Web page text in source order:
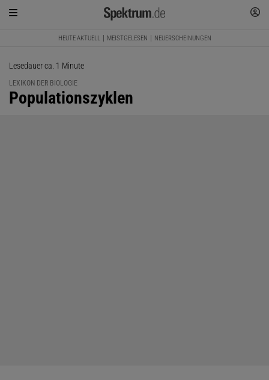
HEUTE AKTUELL MEISTGELESEN NEUERSCHEINUNGEN
Lesedauer ca. 1 Minute
LEXIKON DER BIOLOGIE
:
Populationszyklen